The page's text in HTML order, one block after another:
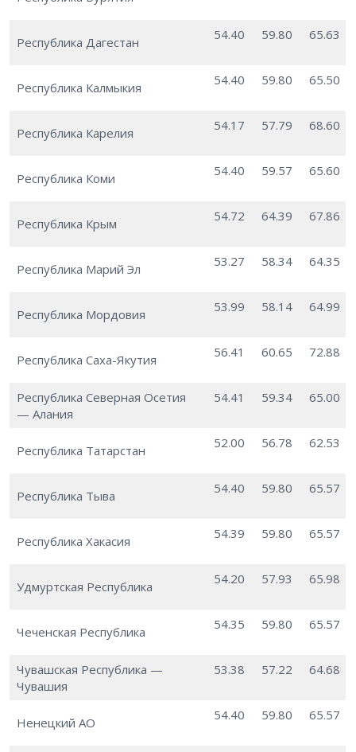
Республика Дагестан 54.40 59.80 65.63
Республика Калмыкия 54.40 59.80 65.50
Республика Карелия 54.17 57.79 68.60
Республика Коми 54.40 59.57 65.60
Республика Крым 54.72 64.39 67.86
Республика Марий Эл 53.27 58.34 64.35
Республика Мордовия 53.99 58.14 64.99
Республика Саха-Якутия 56.41 60.65 72.88
Республика Северная Осетия
— Алания
54.41 59.34 65.00
Республика Татарстан 52.00 56.78 62.53
Республика Тыва 54.40 59.80 65.57
Республика Хакасия 54.39 59.80 65.57
Удмуртская Республика 54.20 57.93 65.98
Чеченская Республика 54.35 59.80 65.57
Чувашская Республика —
Чувашия
53.38 57.22 64.68
Ненецкий АО 54.40 59.80 65.57